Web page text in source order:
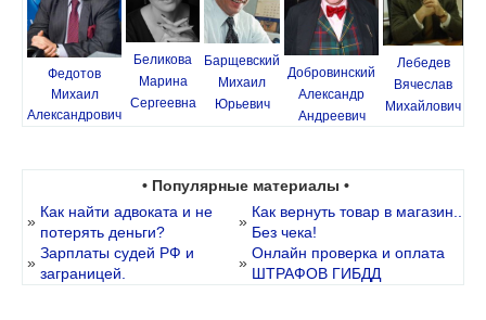
Федотов
Михаил
Александрович
Беликова
Марина
Сергеевна
Барщевский
Михаил
Юрьевич
Добровинский
Александр
Андреевич
Лебедев
Вячеслав
Михайлович
• Популярные материалы •
»
Как найти адвоката и не
потерять деньги?
»
Как вернуть товар в магазин..
Без чека!
»
Зарплаты судей РФ и
заграницей.
»
Онлайн проверка и оплата
ШТРАФОВ ГИБДД